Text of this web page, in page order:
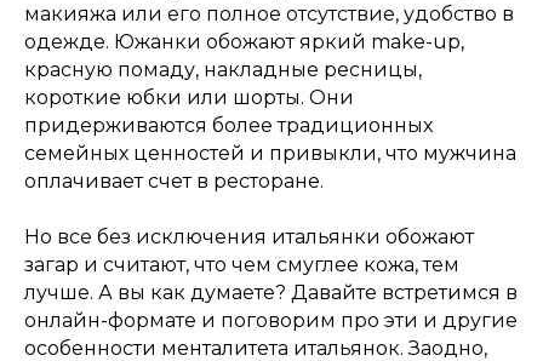
макияжа или его полное отсутствие, удобство в
одежде. Южанки обожают яркий make-up,
красную помаду, накладные ресницы,
короткие юбки или шорты. Они
придерживаются более традиционных
семейных ценностей и привыкли, что мужчина
оплачивает счет в ресторане.
Но все без исключения итальянки обожают
загар и считают, что чем смуглее кожа, тем
лучше. А вы как думаете? Давайте встретимся в
онлайн-формате и поговорим про эти и другие
особенности менталитета итальянок. Заодно,